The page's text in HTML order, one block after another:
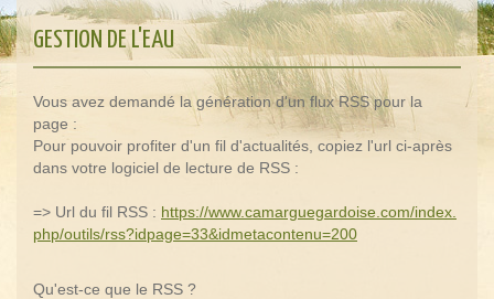
GESTION DE L'EAU
Vous avez demandé la génération d'un flux RSS pour la
page :
Pour pouvoir profiter d'un fil d'actualités, copiez l'url ci-après
dans votre logiciel de lecture de RSS :
=> Url du fil RSS : https://www.camarguegardoise.com/index.
php/outils/rss?idpage=33&idmetacontenu=200
Qu'est-ce que le RSS ?